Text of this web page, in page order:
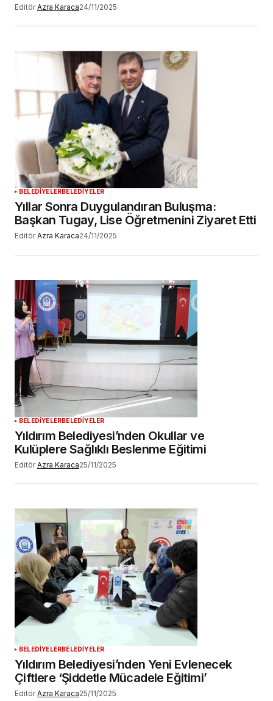
Editör Azra Karaca24/11/2025
BELEDİYELERBELEDİYELER
Yıllar Sonra Duygulandıran Buluşma:
Başkan Tugay, Lise Öğretmenini Ziyaret Etti
Editör Azra Karaca24/11/2025
BELEDİYELERBELEDİYELER
Yıldırım Belediyesi’nden Okullar ve
Kulüplere Sağlıklı Beslenme Eğitimi
Editör Azra Karaca25/11/2025
BELEDİYELERBELEDİYELER
Yıldırım Belediyesi’nden Yeni Evlenecek
Çiftlere ‘Şiddetle Mücadele Eğitimi’
Editör Azra Karaca25/11/2025